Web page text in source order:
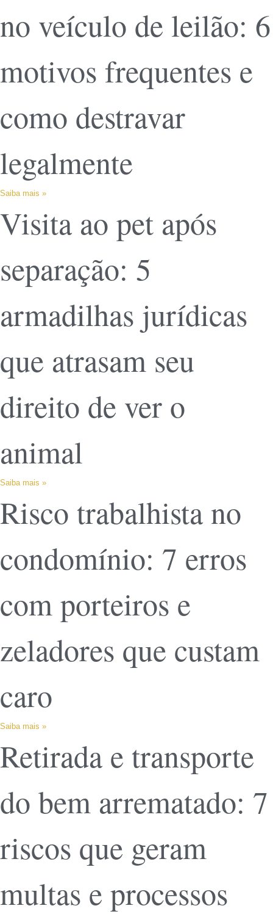
no veículo de leilão: 6
motivos frequentes e
como destravar
legalmente
Saiba mais »
Visita ao pet após
separação: 5
armadilhas jurídicas
que atrasam seu
direito de ver o
animal
Saiba mais »
Risco trabalhista no
condomínio: 7 erros
com porteiros e
zeladores que custam
caro
Saiba mais »
Retirada e transporte
do bem arrematado: 7
riscos que geram
multas e processos